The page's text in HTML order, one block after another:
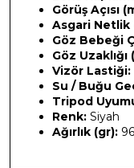
Görüş Açısı
Asgari Netlik
Göz Bebeği
Göz Uzaklığı
Vizör Lastiği:
Su / Buğu
Tripod
Renk: Siyah
Ağırlık (gr):